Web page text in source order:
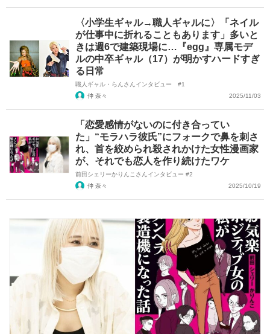
〈小学生ギャル→職人ギャルに〉「ネイル
が仕事中に折れることもあります」多いと
きは週6で建築現場に…『egg』専属モデ
ルの中卒ギャル（17）が明かすハードすぎ
る日常
職人ギャル・らんさんインタビュー #1
仲 奈々
2025/11/03
「恋愛感情がないのに付き合ってい
た」“モラハラ彼氏”にフォークで鼻を刺さ
れ、首を絞められ殺されかけた女性漫画家
が、それでも恋人を作り続けたワケ
前田シェリーかりんこさんインタビュー #2
仲 奈々
2025/10/19